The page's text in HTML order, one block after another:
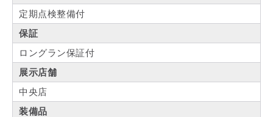
定期点検整備付
保証
ロングラン保証付
展示店舗
中央店
装備品